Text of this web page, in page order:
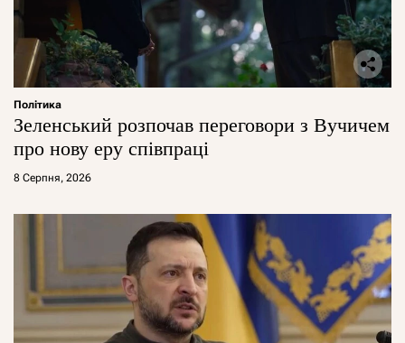
Політика
Зеленський розпочав переговори з Вучичем
про нову еру співпраці
8 Серпня, 2026